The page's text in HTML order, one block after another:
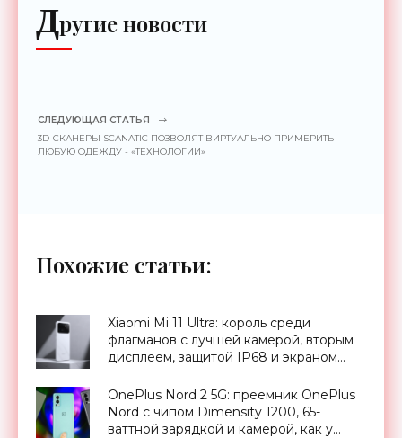
Другие новости
СЛЕДУЮЩАЯ СТАТЬЯ
3D-СКАНЕРЫ SCANATIC ПОЗВОЛЯТ ВИРТУАЛЬНО ПРИМЕРИТЬ
ЛЮБУЮ ОДЕЖДУ - «ТЕХНОЛОГИИ»
Похожие статьи:
Xiaomi Mi 11 Ultra: король среди
флагманов с лучшей камерой, вторым
дисплеем, защитой IP68 и экраном
OnePlus Nord 2 5G: преемник OnePlus
Nord с чипом Dimensity 1200, 65-
ваттной зарядкой и камерой, как у